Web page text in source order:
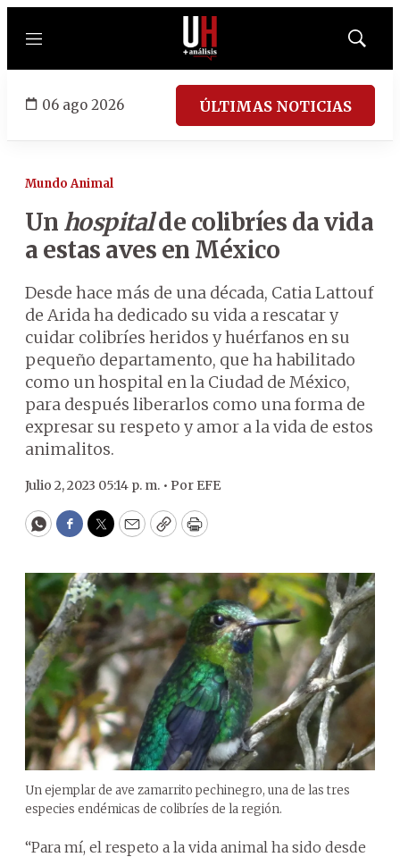
Menú
Mostrar
06 ago 2026 ÚLTIMAS NOTICIAS
Mundo Animal
Un hospitalde colibríes da vida
a estas aves en México
Desde hace más de una década, Catia Lattouf
de Arida ha dedicado su vida a rescatar y
cuidar colibríes heridos y huérfanos en su
pequeño departamento, que ha habilitado
como un hospital en la Ciudad de México,
para después liberarlos como una forma de
expresar su respeto y amor a la vida de estos
animalitos.
Julio 2, 2023 05:14 p. m. • Por EFE
WhatsApp
Facebook
Twitter
EmailCopyPrint
Un ejemplar de ave zamarrito pechinegro, una de las tres
especies endémicas de colibríes de la región.
“Para mí, el respeto a la vida animal ha sido desde